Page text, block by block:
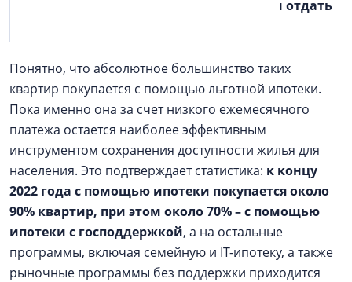
Петербург по работе или для того, чтобы отдать
Понятно, что абсолютное большинство таких
квартир покупается с помощью льготной ипотеки.
Пока именно она за счет низкого ежемесячного
платежа остается наиболее эффективным
инструментом сохранения доступности жилья для
населения. Это подтверждает статистика: к концу
2022 года с помощью ипотеки покупается около
90% квартир, при этом около 70% –с помощью
ипотеки с господдержкой, а на остальные
программы, включая семейную и IT-ипотеку, а также
рыночные программы без поддержки приходится